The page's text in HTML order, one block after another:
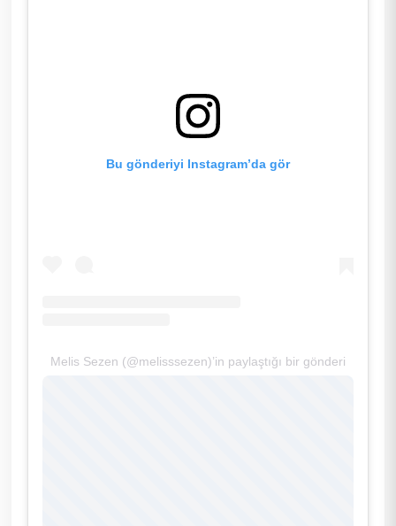
Bu gönderiyi Instagram’da gör
Melis Sezen (@melisssezen)’in paylaştığı bir gönderi